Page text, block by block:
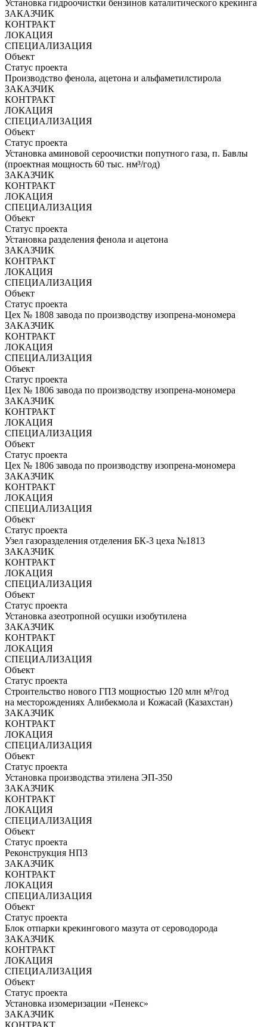
Установка гидроочистки бензинов каталитического крекинга
ЗАКАЗЧИК
КОНТРАКТ
ЛОКАЦИЯ
СПЕЦИАЛИЗАЦИЯ
Объект
Статус проекта
Производство фенола, ацетона и альфаметилстирола
ЗАКАЗЧИК
КОНТРАКТ
ЛОКАЦИЯ
СПЕЦИАЛИЗАЦИЯ
Объект
Статус проекта
Установка аминовой сероочистки попутного газа, п. Бавлы
(проектная мощность 60 тыс. нм³/год)
ЗАКАЗЧИК
КОНТРАКТ
ЛОКАЦИЯ
СПЕЦИАЛИЗАЦИЯ
Объект
Статус проекта
Установка разделения фенола и ацетона
ЗАКАЗЧИК
КОНТРАКТ
ЛОКАЦИЯ
СПЕЦИАЛИЗАЦИЯ
Объект
Статус проекта
Цех № 1808 завода по производству изопрена-мономера
ЗАКАЗЧИК
КОНТРАКТ
ЛОКАЦИЯ
СПЕЦИАЛИЗАЦИЯ
Объект
Статус проекта
Цех № 1806 завода по производству изопрена-мономера
ЗАКАЗЧИК
КОНТРАКТ
ЛОКАЦИЯ
СПЕЦИАЛИЗАЦИЯ
Объект
Статус проекта
Цех № 1806 завода по производству изопрена-мономера
ЗАКАЗЧИК
КОНТРАКТ
ЛОКАЦИЯ
СПЕЦИАЛИЗАЦИЯ
Объект
Статус проекта
Узел газоразделения отделения БК-3 цеха №1813
ЗАКАЗЧИК
КОНТРАКТ
ЛОКАЦИЯ
СПЕЦИАЛИЗАЦИЯ
Объект
Статус проекта
Установка азеотропной осушки изобутилена
ЗАКАЗЧИК
КОНТРАКТ
ЛОКАЦИЯ
СПЕЦИАЛИЗАЦИЯ
Объект
Статус проекта
Строительство нового ГПЗ мощностью 120 млн м³/год
на месторождениях Алибекмола и Кожасай (Казахстан)
ЗАКАЗЧИК
КОНТРАКТ
ЛОКАЦИЯ
СПЕЦИАЛИЗАЦИЯ
Объект
Статус проекта
Установка производства этилена ЭП-350
ЗАКАЗЧИК
КОНТРАКТ
ЛОКАЦИЯ
СПЕЦИАЛИЗАЦИЯ
Объект
Статус проекта
Реконструкция НПЗ
ЗАКАЗЧИК
КОНТРАКТ
ЛОКАЦИЯ
СПЕЦИАЛИЗАЦИЯ
Объект
Статус проекта
Блок отпарки крекингового мазута от сероводорода
ЗАКАЗЧИК
КОНТРАКТ
ЛОКАЦИЯ
СПЕЦИАЛИЗАЦИЯ
Объект
Статус проекта
Установка изомеризации «Пенекс»
ЗАКАЗЧИК
КОНТРАКТ